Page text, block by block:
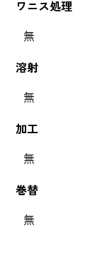
ワニス処理
無
溶射
無
加工
無
巻替
無